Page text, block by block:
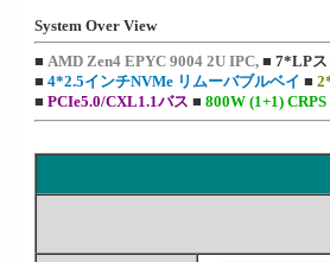
System Over View
■AMD Zen4 EPYC 9004 2U IPC, ■ 7*LPス
■4*2.5インチNVMe リムーバブルベイ ■
■PCIe5.0/CXL1.1バス ■800W (1+1)